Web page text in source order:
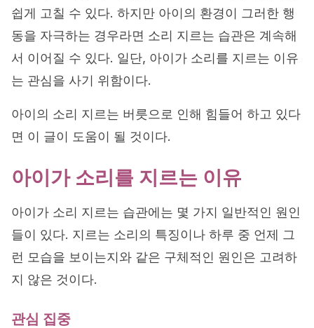
쉽게 고칠 수 있다. 하지만 아이의 환경이 그러한 행
동을 자극하는 경우라면 소리 지르는 습관은 계속해
서 이어질 수 있다. 일단, 아이가 소리를 지르는 이유
는 관심을 사기 위함이다.
아이의 소리 지르는 버릇으로 인해 힘들어 하고 있다
면 이 글이 도움이 될 것이다.
아이가 소리를 지르는 이유
아이가 소리 지르는 습관에는 몇 가지 일반적인 원인
들이 있다. 지르는 소리의 특징이나 하루 중 언제 그
런 모습을 보이는지와 같은 구체적인 원인은 고려하
지 않은 것이다.
관심 집중